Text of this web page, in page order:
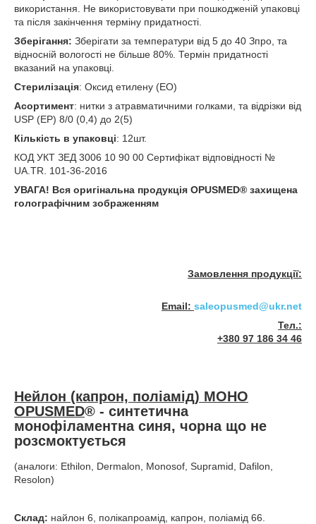
використання. Не використовувати при пошкодженій упаковці
та після закінчення терміну придатності.
Зберігання: Зберігати за температури від 5 до 40 Зпро , та
відносній вологості не більше 80%. Термін придатності
вказаний на упаковці.
Стерилізація: Оксид етилену (ЕО)
Асортимент: нитки з атравматичними голками, та відрізки від
USP (EP) 8/0 (0,4) до 2(5)
Кількість в упаковці: 12шт.
КОД УКТ ЗЕД 3006 10 90 00 Сертифікат відповідності №
UA.TR. 101-36-2016
УВАГА! Вся оригінальна продукція OPUSMED® захищена
голографічним зображенням
Замовлення продукції:
Email: saleopusmed@ukr.net
Тел.:
+380 97 186 34 46
Нейлон (капрон, поліамід) МОНО
OPUSMED® - синтетична
монофіламентна синя, чорна що не
розсмоктується
(аналоги: Ethilon, Dermalon, Monosof, Supramid, Dafilon,
Resolon)
Склад: найлон 6, полікапроамід, капрон, поліамід 66.